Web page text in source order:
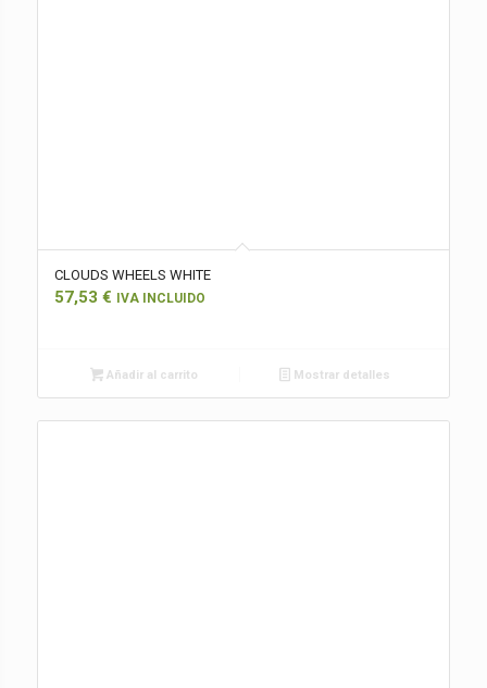
CLOUDS WHEELS WHITE
57,53 € IVA INCLUIDO
Añadir al carrito Mostrar detalles